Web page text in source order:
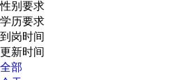
性别要求
学历要求
到岗时间
更新时间
全部